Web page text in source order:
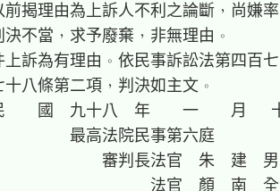
前揭理由為上訴人不利之論斷，尚嫌
不當，求予廢棄，非無理由。
上訴為有理由。依民事訴訟法第四百
八條第二項，判決如主文。
　　國　九十八　年　　一　　月 　
最高法院民事第六庭
審判長法官  朱　建　男
法官  顏　南　全